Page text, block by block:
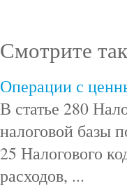
Смотрите
Операции с
В статье 280
налоговой базы
25 Налогового
расходов, ...